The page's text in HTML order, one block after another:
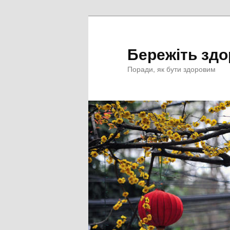
Бережіть
Поради, як бути здоровим